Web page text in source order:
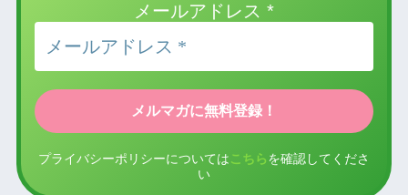
メールアドレス *
プライバシーポリシーについては こちら を確認してくださ
い